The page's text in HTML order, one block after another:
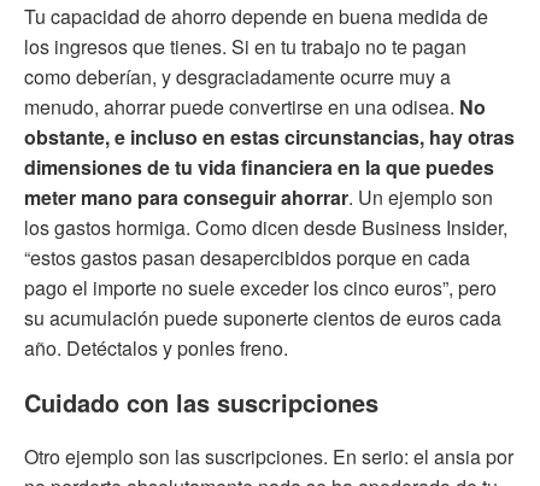
Tu capacidad de ahorro depende en buena medida de
los ingresos que tienes. Si en tu trabajo no te pagan
como deberían, y desgraciadamente ocurre muy a
menudo, ahorrar puede convertirse en una odisea. No
obstante, e incluso en estas circunstancias, hay otras
dimensiones de tu vida financiera en la que puedes
meter mano para conseguir ahorrar. Un ejemplo son
los gastos hormiga. Como dicen desde Business Insider,
“estos gastos pasan desapercibidos porque en cada
pago el importe no suele exceder los cinco euros”, pero
su acumulación puede suponerte cientos de euros cada
año. Detéctalos y ponles freno.
Cuidado con las suscripciones
Otro ejemplo son las suscripciones. En serio: el ansia por